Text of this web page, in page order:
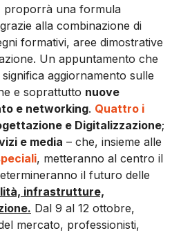
proporrà una formula
alla combinazione di
formativi, aree dimostrative
Un appuntamento che
aggiornamento sulle
e soprattutto nuove
e networking. Quattro i
e Digitalizzazione;
e media – che, insieme alle
, metteranno al centro il
il futuro delle
infrastrutture,
Dal 9 al 12 ottobre,
mercato, professionisti,